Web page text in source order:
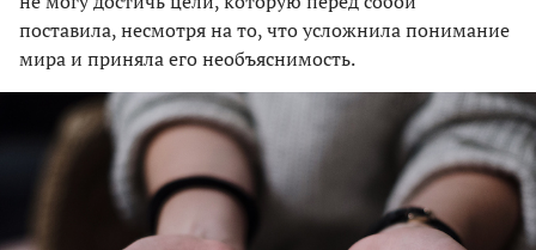
поставила, несмотря на то, что усложнила понимание
мира и приняла его необъяснимость.